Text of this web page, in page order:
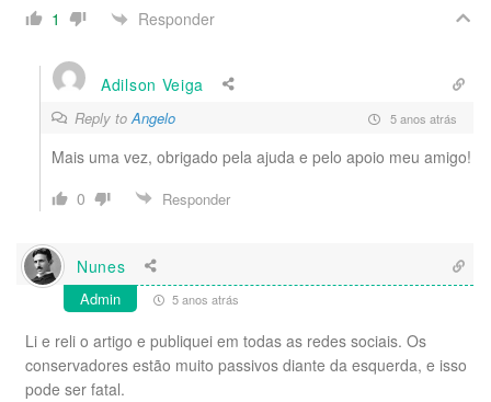
1
Responder
Adilson Veiga
Reply toAngelo 5 anos atrás
Mais uma vez, obrigado pela ajuda e pelo apoio meu amigo!
0
Responder
Nunes
Admin 5 anos atrás
Li e reli o artigo e publiquei em todas as redes sociais. Os
conservadores estão muito passivos diante da esquerda, e isso
pode ser fatal.